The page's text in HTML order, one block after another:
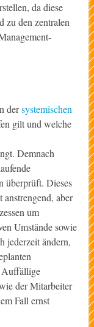
da diese
zu den zentralen
dersystemischen
gilt und welche
Demnach
überprüft. Dieses
aber
um
Umstände sowie
jederzeit ändern,
Auffällige
der Mitarbeiter
Fall ernst